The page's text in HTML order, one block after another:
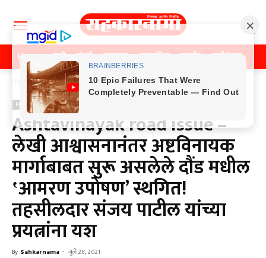
Home पुणे मुंबई महाराष्ट्र राजकीय क्राईम मनोरंजन
Home Previos News
Previos News
Ashtavinayak road issue –
लेखी आश्वासनानंतर अष्टविनायक
मार्गाबाबत सुरू असलेले दौंड मधील
‛आमरण उपोषण’ स्थगित!
तहसीलदार संजय पाटील यांच्या
प्रयत्नांना यश
By Sahkarnama - जुलै 28, 2021